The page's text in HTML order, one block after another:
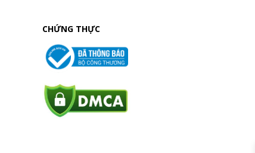
CHỨNG THỰC